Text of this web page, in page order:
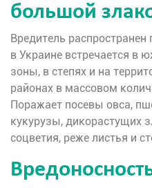
большой
Вредитель
в Украине встречается в
зоны, в степях и на
районах в массовом
Поражает посевы овса,
кукурузы, дикорастущих
соцветия, реже листья и